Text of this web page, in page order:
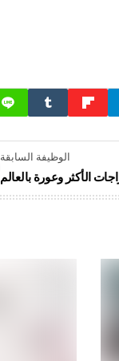
الوظيفة السابقة
الأكثر وعورة بالعالم